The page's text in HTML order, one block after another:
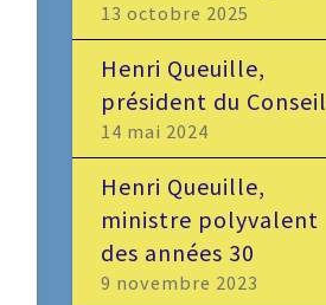
13 octobre 2025
Henri Queuille,
président du Conseil
14 mai 2024
Henri Queuille,
ministre polyvalent
des années 30
9 novembre 2023